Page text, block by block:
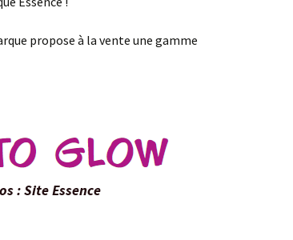
propose à la vente une gamme
: Site Essence